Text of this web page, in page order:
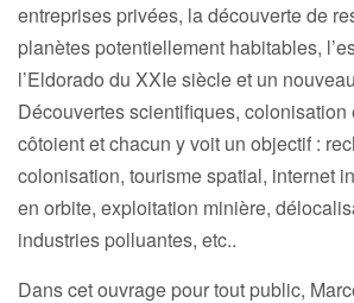
entreprises privées, la découverte de
planètes potentiellement habitables,
l’Eldorado du XXIe siècle et un
Découvertes scientifiques, colonisation
côtoient et chacun y voit un objectif :
colonisation, tourisme spatial, internet
en orbite, exploitation minière,
industries polluantes, etc..
Dans cet ouvrage pour tout public,